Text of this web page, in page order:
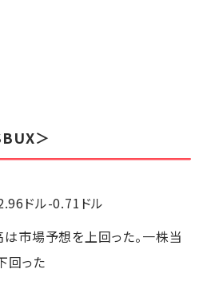
＞
ドル-0.71ドル
市場予想を上回った。一株当
回った